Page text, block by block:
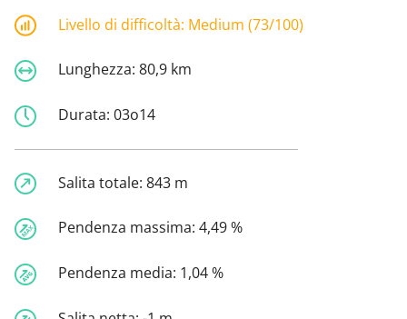
Livello di difficoltà: Medium (73/100)
Lunghezza: 80,9 km
Durata: 03o14
Salita totale: 843 m
Pendenza massima: 4,49 %
Pendenza media: 1,04 %